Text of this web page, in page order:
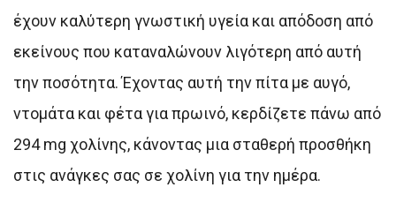
έχουν καλύτερη γνωστική υγεία και απόδοση από
εκείνους που καταναλώνουν λιγότερη από αυτή
την ποσότητα. Έχοντας αυτή την πίτα με αυγό,
ντομάτα και φέτα για πρωινό, κερδίζετε πάνω από
294 mg χολίνης, κάνοντας μια σταθερή προσθήκη
στις ανάγκες σας σε χολίνη για την ημέρα.